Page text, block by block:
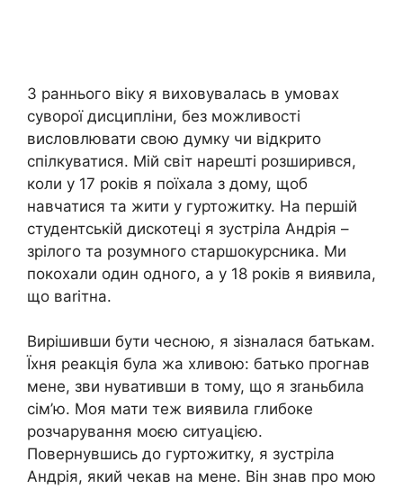
З раннього віку я виховувалась в умовах
суворої дисципліни, без можливості
висловлювати свою думку чи відкрито
спілкуватися. Мій світ нарешті розширився,
коли у 17 років я поїхала з дому, щоб
навчатися та жити у гуртожитку. На першій
студентській дискотеці я зустріла Андрія –
зрілого та розумного старшокурсника. Ми
покохали один одного, а у 18 років я виявила,
що ваrітна.
Вирішивши бути чесною, я зізналася батькам.
Їхня реакція була жа хливою: батько прогнав
мене, зви нувативши в тому, що я зrаньбила
сім’ю. Моя мати теж виявила глибоке
розчарування моєю ситуацією.
Повернувшись до гуртожитку, я зустріла
Андрія, який чекав на мене. Він знав про мою